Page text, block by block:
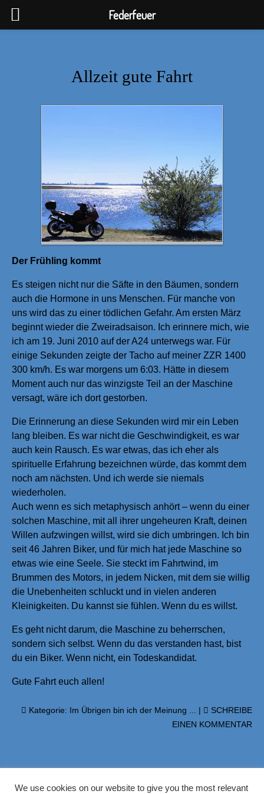
Allzeit gute Fahrt
Der Frühling kommt
Es steigen nicht nur die Säfte in den Bäumen, sondern
auch die Hormone in uns Menschen. Für manche von
uns wird das zu einer tödlichen Gefahr. Am ersten März
beginnt wieder die Zweiradsaison. Ich erinnere mich, wie
ich am 19. Juni 2010 auf der A24 unterwegs war. Für
einige Sekunden zeigte der Tacho auf meiner ZZR 1400
300 km/h. Es war morgens um 6:03. Hätte in diesem
Moment auch nur das winzigste Teil an der Maschine
versagt, wäre ich dort gestorben.
Die Erinnerung an diese Sekunden wird mir ein Leben
lang bleiben. Es war nicht die Geschwindigkeit, es war
auch kein Rausch. Es war etwas, das ich eher als
spirituelle Erfahrung bezeichnen würde, das kommt dem
noch am nächsten. Und ich werde sie niemals
wiederholen.
Auch wenn es sich metaphysisch anhört – wenn du einer
solchen Maschine, mit all ihrer ungeheuren Kraft, deinen
Willen aufzwingen willst, wird sie dich umbringen. Ich bin
seit 46 Jahren Biker, und für mich hat jede Maschine so
etwas wie eine Seele. Sie steckt im Fahrtwind, im
Brummen des Motors, in jedem Nicken, mit dem sie willig
die Unebenheiten schluckt und in vielen anderen
Kleinigkeiten. Du kannst sie fühlen. Wenn du es willst.
Es geht nicht darum, die Maschine zu beherrschen,
sondern sich selbst. Wenn du das verstanden hast, bist
du ein Biker. Wenn nicht, ein Todeskandidat.
Gute Fahrt euch allen!
Kategorie: Im Übrigen bin ich der Meinung ... |
SCHREIBE
EINEN KOMMENTAR
We use cookies on our website to give you the most relevant
Federfeuer